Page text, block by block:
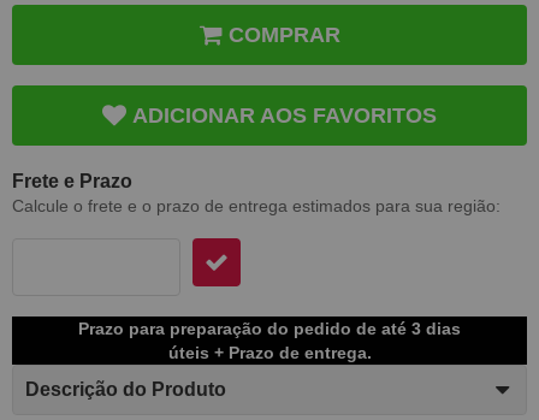
COMPRAR
ADICIONAR AOS FAVORITOS
Frete e Prazo
Calcule o frete e o prazo de entrega estimados para sua região:
Prazo para preparação do pedido de até 3 dias
úteis + Prazo de entrega.
Descrição do Produto